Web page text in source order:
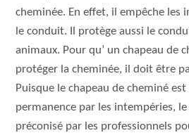
cheminée. En effet, il empêche les
le conduit. Il protège aussi le
animaux. Pour qu’ un chapeau de
protéger la cheminée, il doit être
Puisque le chapeau de cheminé est
permanence par les intempéries,
préconisé par les professionnels